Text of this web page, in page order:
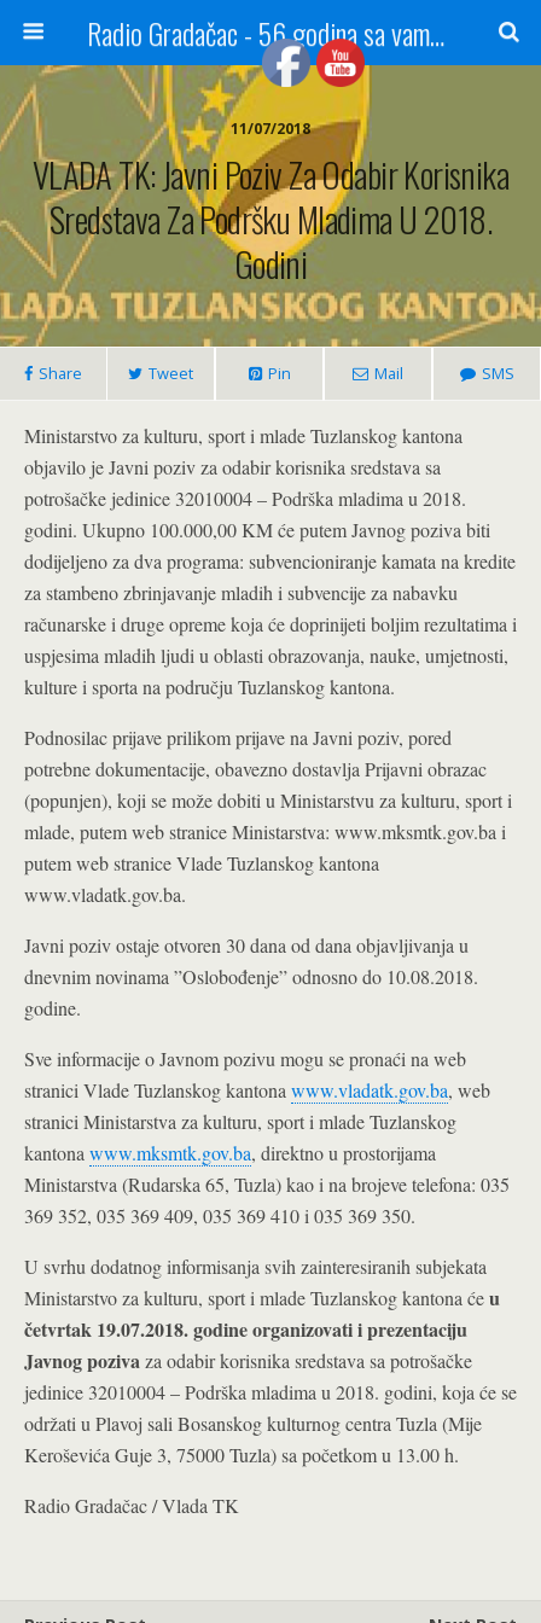
Radio Gradačac - 56 godina sa vama...
11/07/2018
VLADA TK: Javni Poziv Za Odabir Korisnika
Sredstava Za Podršku Mladima U 2018.
Godini
Share Tweet Pin Mail SMS
Ministarstvo za kulturu, sport i mlade Tuzlanskog kantona
objavilo je Javni poziv za odabir korisnika sredstava sa
potrošačke jedinice 32010004 – Podrška mladima u 2018.
godini. Ukupno 100.000,00 KM će putem Javnog poziva biti
dodijeljeno za dva programa: subvencioniranje kamata na kredite
za stambeno zbrinjavanje mladih i subvencije za nabavku
računarske i druge opreme koja će doprinijeti boljim rezultatima i
uspjesima mladih ljudi u oblasti obrazovanja, nauke, umjetnosti,
kulture i sporta na području Tuzlanskog kantona.
Podnosilac prijave prilikom prijave na Javni poziv, pored
potrebne dokumentacije, obavezno dostavlja Prijavni obrazac
(popunjen), koji se može dobiti u Ministarstvu za kulturu, sport i
mlade, putem web stranice Ministarstva: www.mksmtk.gov.ba i
putem web stranice Vlade Tuzlanskog kantona
www.vladatk.gov.ba.
Javni poziv ostaje otvoren 30 dana od dana objavljivanja u
dnevnim novinama ”Oslobođenje” odnosno do 10.08.2018.
godine.
Sve informacije o Javnom pozivu mogu se pronaći na web
stranici Vlade Tuzlanskog kantona www.vladatk.gov.ba, web
stranici Ministarstva za kulturu, sport i mlade Tuzlanskog
kantona www.mksmtk.gov.ba, direktno u prostorijama
Ministarstva (Rudarska 65, Tuzla) kao i na brojeve telefona: 035
369 352, 035 369 409, 035 369 410 i 035 369 350.
U svrhu dodatnog informisanja svih zainteresiranih subjekata
Ministarstvo za kulturu, sport i mlade Tuzlanskog kantona ćeu
četvrtak 19.07.2018. godine organizovati i prezentaciju
Javnog pozivaza odabir korisnika sredstava sa potrošačke
jedinice 32010004 – Podrška mladima u 2018. godini, koja će se
održati u Plavoj sali Bosanskog kulturnog centra Tuzla (Mije
Keroševića Guje 3, 75000 Tuzla) sa početkom u 13.00 h.
Radio Gradačac / Vlada TK